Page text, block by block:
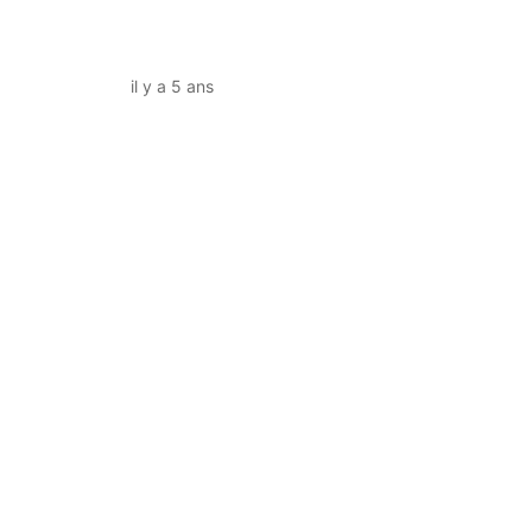
il y a 5 ans